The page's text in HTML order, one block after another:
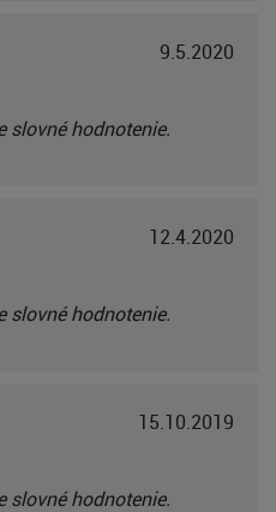
9.5.2020
slovné hodnotenie.
12.4.2020
slovné hodnotenie.
15.10.2019
slovné hodnotenie.